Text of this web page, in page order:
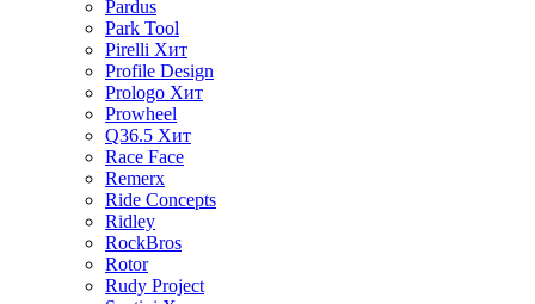
Pardus
Park Tool
Pirelli Хит
Profile Design
Prologo Хит
Prowheel
Q36.5 Хит
Race Face
Remerx
Ride Concepts
Ridley
RockBros
Rotor
Rudy Project